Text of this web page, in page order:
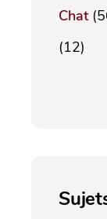
Chat
(12)